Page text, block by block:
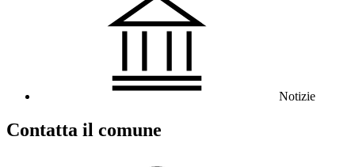
Notizie
Contatta il comune